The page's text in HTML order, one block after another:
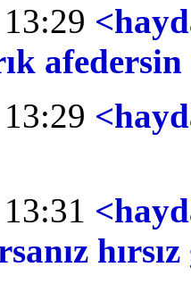
afedersin